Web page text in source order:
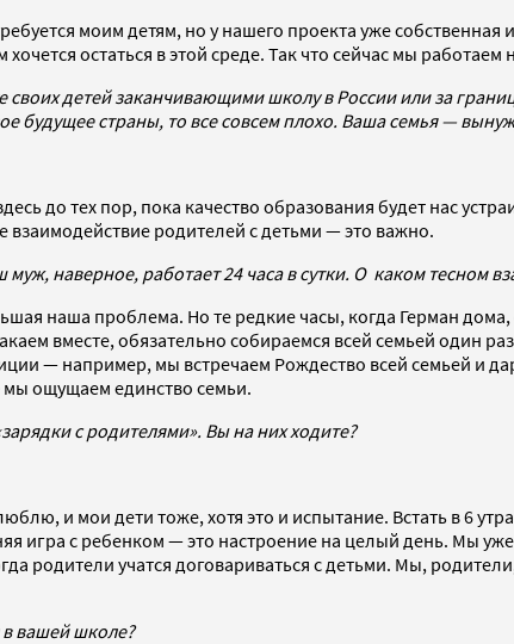
моим детям, но у нашего проекта уже
хочется остаться в этой среде. Так что сейчас мы
своих детей заканчивающими школу в России или за
будущее страны, то все совсем плохо. Ваша семья —
до тех пор, пока качество образования будет нас
родителей с детьми — это важно.
муж, наверное, работает 24 часа в сутки. О каком тесном
наша проблема. Но те редкие часы, когда Герман
вместе, обязательно собираемся всей семьей один
— например, мы встречаем Рождество всей семьей и
ощущаем единство семьи.
с родителями». Вы на них ходите?
и мои дети тоже, хотя это и испытание. Встать в 6
игра с ребенком — это настроение на целый день. Мы
родители учатся договариваться с детьми. Мы,
в вашей школе?